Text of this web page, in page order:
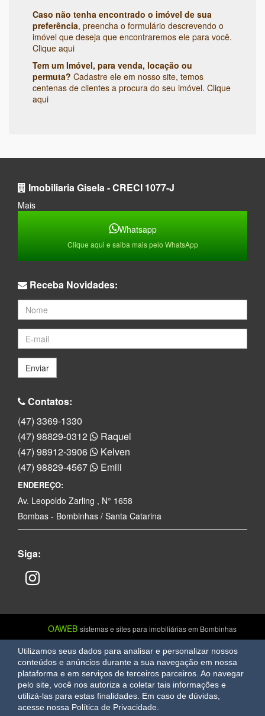
Utilizamos seus dados para analisar e personalizar nossos
conteúdos e anúncios durante a sua navegação em nossa
plataforma e em serviços de terceiros parceiros. Ao navegar
pelo site, você nos autoriza a coletar tais informações e
utilizá-las para estas finalidades. Em caso de dúvidas,
acesse nossa Política de Privacidade.
Caso não tenha encontrado o imóvel de sua
preferência, preencha o formulário descrevendo o
imóvel que deseja que encontraremos ele para você.
Clique aqui
Tem um Imóvel, para venda, locação ou
permuta? Cadastre ele em nosso site, temos
centenas de clientes a procura do seu imóvel. Clique
aqui
Imobiliaria Gisela - CRECI 1077-J
Mais
Whatsapp
Clique aqui e saiba mais pelo WhatsApp
Receba Novidades:
Enviar
Contatos:
(47) 3369-1330
(47) 98829-0312
Raquel
(47) 98912-3906
Kelven
(47) 98829-4567
Emili
ENDEREÇO:
Av. Leopoldo Zarling , N° 1658
Bombas - Bombinhas / Santa Catarina
Siga:
OAWEB sistemas e sites para imobiliárias em Bombinhas